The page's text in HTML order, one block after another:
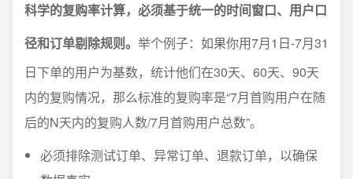
科学的复购率计算，必须基于统一的时间窗口、用户口
径和订单剔除规则。 举个例子：如果你用7月1日-7月31
日下单的用户为基数，统计他们在30天、60天、90天
内的复购情况，那么标准的复购率是“7月首购用户在随
后的N天内的复购人数/7月首购用户总数”。
必须排除测试订单、异常订单、退款订单，以确保